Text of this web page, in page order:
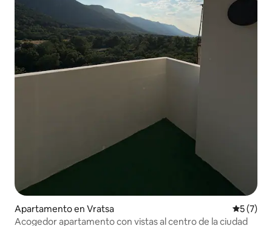
Apartamento en Vratsa
5 (7)
Acogedor apartamento con vistas al centro de la ciudad